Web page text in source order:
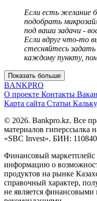
Если есть желание
подобрать
под ваши задачи -
Если вдруг что-то
стесняйтесь задать
каждому пункту,
Показать больше
BANKPRO
О проекте Контакты
Карта сайта Статьи
© 2026. Bankpro.kz. Все
материалов гиперссылка
«SBC Invest». БИН:
Финансовый маркетплейс
информацию о
продуктов на рынке
справочный характер,
не является